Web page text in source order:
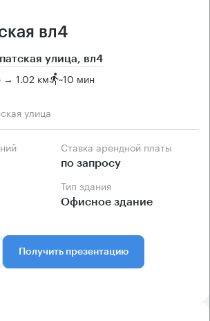
вл4
улица, вл4
→ 1.02 км ~10 мин
улица
Ставка арендной платы
по запросу
Тип здания
Офисное здание
Получить презентацию